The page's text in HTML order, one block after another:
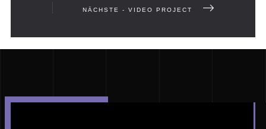
NÄCHSTE - VIDEO PROJECT